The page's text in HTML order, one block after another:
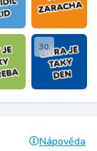
30.
Nápověda